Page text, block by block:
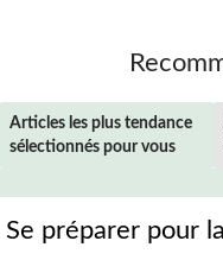
Articles les plus tendance
sélectionnés pour vous
Se préparer pour